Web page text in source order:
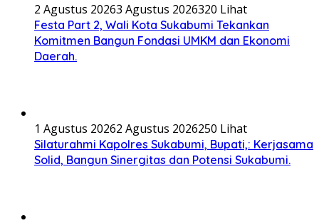
2 Agustus 20263 Agustus 2026320 Lihat
Festa Part 2, Wali Kota Sukabumi Tekankan
Komitmen Bangun Fondasi UMKM dan Ekonomi
Daerah.
1 Agustus 20262 Agustus 2026250 Lihat
Silaturahmi Kapolres Sukabumi, Bupati,: Kerjasama
Solid, Bangun Sinergitas dan Potensi Sukabumi.